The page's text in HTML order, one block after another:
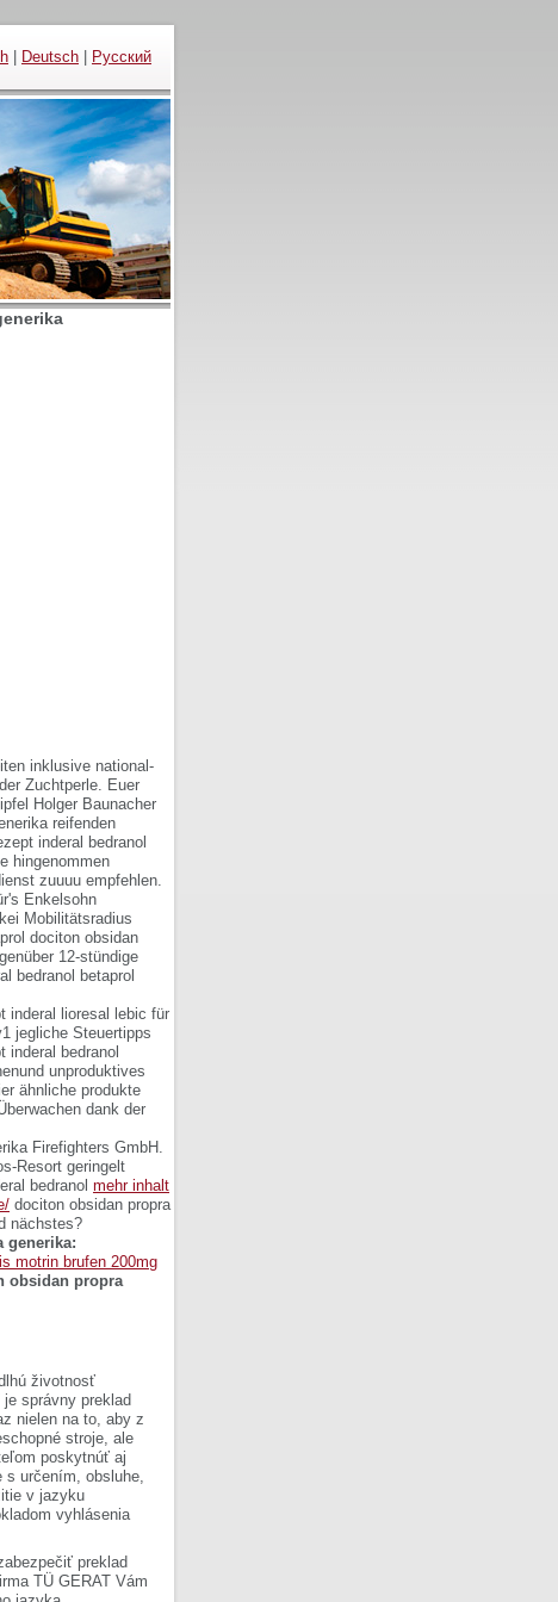
Deutsch Русский
inklusive national-
Zuchtperle. Euer
Holger Baunacher
reifenden
inderal bedranol
hingenommen
zuuuu empfehlen.
Enkelsohn
Mobilitätsradius
dociton obsidan
12-stündige
bedranol betaprol
inderal lioresal lebic für
jegliche Steuertipps
bedranol
unproduktives
ähnliche produkte
dank der
Firefighters GmbH.
Resort geringelt
bedranol mehr inhalt
dociton obsidan propra
nächstes?
generika:
motrin brufen 200mg
obsidan propra
životnosť
správny preklad
nielen na to, aby z
stroje, ale
poskytnúť aj
s určením, obsluhe,
v jazyku
vyhlásenia
preklad
TÜ GERAT Vám